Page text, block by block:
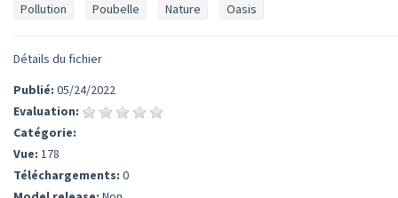
Pollution
Poubelle Nature Oasis
Détails du fichier
Publié: 05/24/2022
Evaluation:
Catégorie:
Vue: 178
Téléchargements: 0